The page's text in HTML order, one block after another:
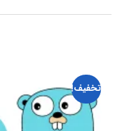
تخفیف!